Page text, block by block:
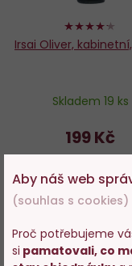
84%
Irsai Oliver,
Skladem 19 ks
199 Kč
−
Aby náš web
(souhlas s cookies)
Proč potřebujeme
si pamatovali, co